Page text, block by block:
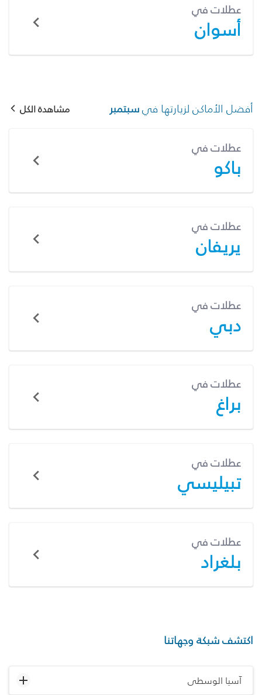
عطلات في
أسوان
أفضل الأماكن لزيارتها فيسبتمبر مشاهدة الكل
عطلات في
باكو
عطلات في
يريفان
عطلات في
دبي
عطلات في
براغ
عطلات في
تبيليسي
عطلات في
بلغراد
اكتشف شبكة وجهاتنا
آسيا الوسطى